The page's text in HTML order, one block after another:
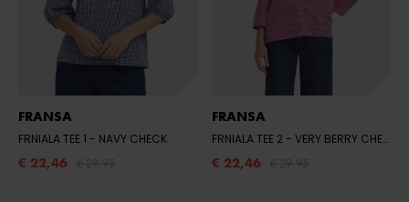
FRANSA
FRNIALA TEE 1 - NAVY CHECK
€ 22,46
FRANSA
FRNIALA TEE 2 - VERY BERRY CHECK
€ 22,46